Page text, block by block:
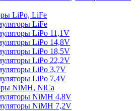
LiPo, LiFe
LiFe
LiPo 11,1V
LiPo 14,8V
LiPo 18,5V
LiPo 22,2V
LiPo 3,7V
LiPo 7,4V
NiMH, NiCa
NiMH 4,8V
NiMH 7,2V